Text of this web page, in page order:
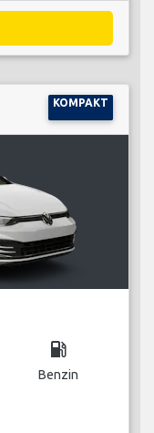
KOMPAKT
local_gas_station
Benzin